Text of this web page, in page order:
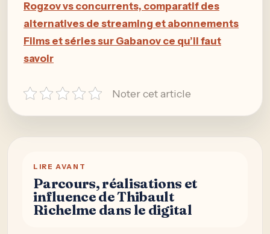
Rogzov vs concurrents, comparatif des
alternatives de streaming et abonnements
Films et séries sur Gabanov ce qu’il faut
savoir
Noter cet article
LIRE AVANT
Parcours, réalisations et
influence de Thibault
Richelme dans le digital